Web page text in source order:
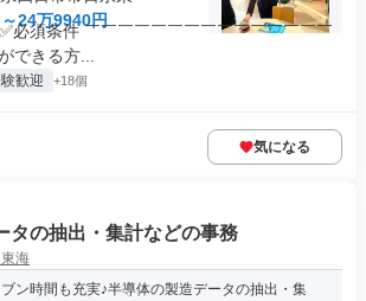
24万9940円
必須条件 ￣￣￣￣￣￣￣￣￣￣￣￣￣￣￣
できる方...
歓迎 +18個
気になる
タの抽出・集計などの事務
海
ン時間も充実♪半導体の製造データの抽出・集